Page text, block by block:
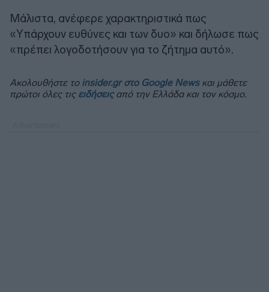
Μάλιστα, ανέφερε χαρακτηριστικά πως
«Υπάρχουν ευθύνες και των δυο» και δήλωσε πως
«πρέπει λογοδοτήσουν για το ζήτημα αυτό».
Ακολουθήστε το insider.gr στο Google Newsκαι μάθετε
πρώτοι όλες τις ειδήσειςαπό την Ελλάδα και τον κόσμο.